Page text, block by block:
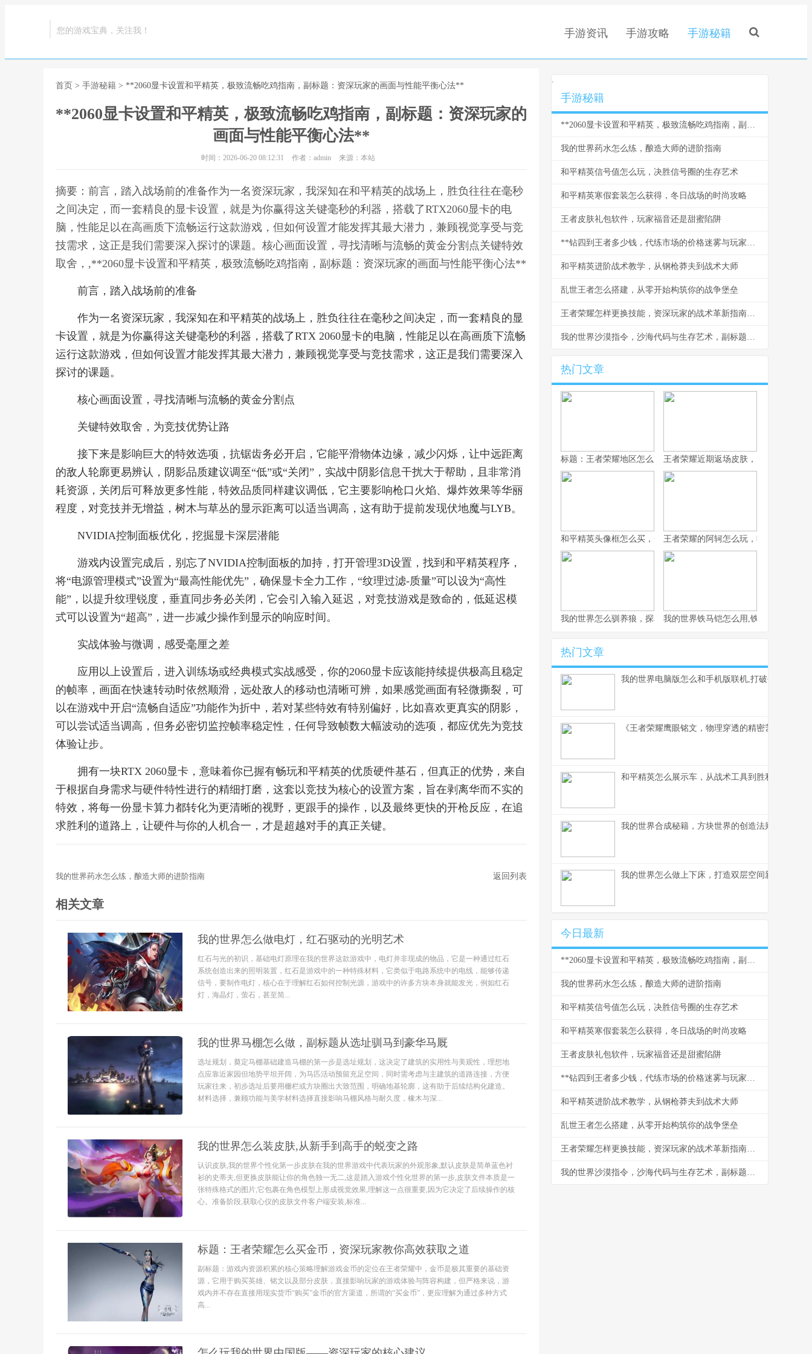
您的游戏宝典，关注我！ 手游资讯 手游攻略 手游秘籍
首页 > 手游秘籍 > **2060显卡设置和平精英，极致流畅吃鸡指南，副标题：资深玩家的画面与性能平衡心法**
**2060显卡设置和平精英，极致流畅吃鸡指南，副标题：资深玩家的
画面与性能平衡心法**
时间：2026-06-20 08:12:31 作者：admin 来源：本站
摘要：前言，踏入战场前的准备作为一名资深玩家，我深知在和平精英的战场上，胜负往往在毫秒
之间决定，而一套精良的显卡设置，就是为你赢得这关键毫秒的利器，搭载了RTX2060显卡的电
脑，性能足以在高画质下流畅运行这款游戏，但如何设置才能发挥其最大潜力，兼顾视觉享受与竞
技需求，这正是我们需要深入探讨的课题。核心画面设置，寻找清晰与流畅的黄金分割点关键特效
取舍，,**2060显卡设置和平精英，极致流畅吃鸡指南，副标题：资深玩家的画面与性能平衡心法**
前言，踏入战场前的准备
作为一名资深玩家，我深知在和平精英的战场上，胜负往往在毫秒之间决定，而一套精良的显
卡设置，就是为你赢得这关键毫秒的利器，搭载了RTX 2060显卡的电脑，性能足以在高画质下流畅
运行这款游戏，但如何设置才能发挥其最大潜力，兼顾视觉享受与竞技需求，这正是我们需要深入
探讨的课题。
核心画面设置，寻找清晰与流畅的黄金分割点
关键特效取舍，为竞技优势让路
接下来是影响巨大的特效选项，抗锯齿务必开启，它能平滑物体边缘，减少闪烁，让中远距离
的敌人轮廓更易辨认，阴影品质建议调至“低”或“关闭”，实战中阴影信息干扰大于帮助，且非常消
耗资源，关闭后可释放更多性能，特效品质同样建议调低，它主要影响枪口火焰、爆炸效果等华丽
程度，对竞技并无增益，树木与草丛的显示距离可以适当调高，这有助于提前发现伏地魔与LYB。
NVIDIA控制面板优化，挖掘显卡深层潜能
游戏内设置完成后，别忘了NVIDIA控制面板的加持，打开管理3D设置，找到和平精英程序，
将“电源管理模式”设置为“最高性能优先”，确保显卡全力工作，“纹理过滤-质量”可以设为“高性
能”，以提升纹理锐度，垂直同步务必关闭，它会引入输入延迟，对竞技游戏是致命的，低延迟模
式可以设置为“超高”，进一步减少操作到显示的响应时间。
实战体验与微调，感受毫厘之差
应用以上设置后，进入训练场或经典模式实战感受，你的2060显卡应该能持续提供极高且稳定
的帧率，画面在快速转动时依然顺滑，远处敌人的移动也清晰可辨，如果感觉画面有轻微撕裂，可
以在游戏中开启“流畅自适应”功能作为折中，若对某些特效有特别偏好，比如喜欢更真实的阴影，
可以尝试适当调高，但务必密切监控帧率稳定性，任何导致帧数大幅波动的选项，都应优先为竞技
体验让步。
拥有一块RTX 2060显卡，意味着你已握有畅玩和平精英的优质硬件基石，但真正的优势，来自
于根据自身需求与硬件特性进行的精细打磨，这套以竞技为核心的设置方案，旨在剥离华而不实的
特效，将每一份显卡算力都转化为更清晰的视野，更跟手的操作，以及最终更快的开枪反应，在追
求胜利的道路上，让硬件与你的人机合一，才是超越对手的真正关键。
我的世界药水怎么练，酿造大师的进阶指南 返回列表
相关文章
我的世界怎么做电灯，红石驱动的光明艺术
红石与光的初识，基础电灯原理在我的世界这款游戏中，电灯并非现成的物品，它是一种通过红石
系统创造出来的照明装置，红石是游戏中的一种特殊材料，它类似于电路系统中的电线，能够传递
信号，要制作电灯，核心在于理解红石如何控制光源，游戏中的许多方块本身就能发光，例如红石
灯，海晶灯，萤石，甚至简...
我的世界马棚怎么做，副标题从选址驯马到豪华马厩
选址规划，奠定马棚基础建造马棚的第一步是选址规划，这决定了建筑的实用性与美观性，理想地
点应靠近家园但地势平坦开阔，为马匹活动预留充足空间，同时需考虑与主建筑的道路连接，方便
玩家往来，初步选址后要用栅栏或方块圈出大致范围，明确地基轮廓，这有助于后续结构化建造。
材料选择，兼顾功能与美学材料选择直接影响马棚风格与耐久度，橡木与深...
我的世界怎么装皮肤,从新手到高手的蜕变之路
认识皮肤,我的世界个性化第一步皮肤在我的世界游戏中代表玩家的外观形象,默认皮肤是简单蓝色衬
衫的史蒂夫,但更换皮肤能让你的角色独一无二,这是踏入游戏个性化世界的第一步,皮肤文件本质是一
张特殊格式的图片,它包裹在角色模型上形成视觉效果,理解这一点很重要,因为它决定了后续操作的核
心。准备阶段,获取心仪的皮肤文件客户端安装,标准...
标题：王者荣耀怎么买金币，资深玩家教你高效获取之道
副标题：游戏内资源积累的核心策略理解游戏金币的定位在王者荣耀中，金币是极其重要的基础资
源，它用于购买英雄、铭文以及部分皮肤，直接影响玩家的游戏体验与阵容构建，但严格来说，游
戏内并不存在直接用现实货币“购买”金币的官方渠道，所谓的“买金币”，更应理解为通过多种方式
高...
.
手游秘籍
**2060显卡设置和平精英，极致流畅吃鸡指南，副标题：资深玩家的画面与性能平衡心法**
我的世界药水怎么练，酿造大师的进阶指南
和平精英信号值怎么玩，决胜信号圈的生存艺术
和平精英寒假套装怎么获得，冬日战场的时尚攻略
王者皮肤礼包软件，玩家福音还是甜蜜陷阱
**钻四到王者多少钱，代练市场的价格迷雾与玩家沉思**
和平精英进阶战术教学，从钢枪莽夫到战术大师
乱世王者怎么搭建，从零开始构筑你的战争堡垒
王者荣耀怎样更换技能，资深玩家的战术革新指南副标题
我的世界沙漠指令，沙海代码与生存艺术，副标题，黄沙秘钥与创世诗篇
热门文章
标题：王者荣耀地区怎么改，资深玩家手把手教你
王者荣耀近期返场皮肤，旧梦重燃的
和平精英头像框怎么买，一份资深玩家的选购指南，副标题，从获
王者荣耀的阿轲怎么玩，暗影刀锋的狩
我的世界怎么驯养狼，探秘荒野伙伴驯服之道我的世界铁马铠怎么用,铁骑驰骋的终极
热门文章
我的世界电脑版怎么和手机版联机,打破平台壁垒的
《王者荣耀鹰眼铭文，物理穿透的精密艺术》副
和平精英怎么展示车，从战术工具到胜利符号的蜕
我的世界合成秘籍，方块世界的创造法则，副标题
我的世界怎么做上下床，打造双层空间新美学
今日最新
**2060显卡设置和平精英，极致流畅吃鸡指南，副标题：资深玩家的画面与性能平衡心法**
我的世界药水怎么练，酿造大师的进阶指南
和平精英信号值怎么玩，决胜信号圈的生存艺术
和平精英寒假套装怎么获得，冬日战场的时尚攻略
王者皮肤礼包软件，玩家福音还是甜蜜陷阱
**钻四到王者多少钱，代练市场的价格迷雾与玩家沉思**
和平精英进阶战术教学，从钢枪莽夫到战术大师
乱世王者怎么搭建，从零开始构筑你的战争堡垒
王者荣耀怎样更换技能，资深玩家的战术革新指南副标题
我的世界沙漠指令，沙海代码与生存艺术，副标题，黄沙秘钥与创世诗篇